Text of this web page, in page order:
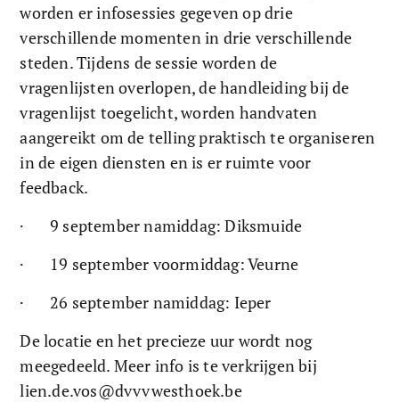
worden er infosessies gegeven op drie
verschillende momenten in drie verschillende
steden. Tijdens de sessie worden de
vragenlijsten overlopen, de handleiding bij de
vragenlijst toegelicht, worden handvaten
aangereikt om de telling praktisch te organiseren
in de eigen diensten en is er ruimte voor
feedback.
·       9 september namiddag: Diksmuide
·       19 september voormiddag: Veurne
·       26 september namiddag: Ieper
De locatie en het precieze uur wordt nog
meegedeeld. Meer info is te verkrijgen bij
lien.de.vos@dvvvwesthoek.be